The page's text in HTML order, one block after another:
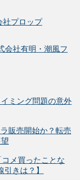
社プロップ
会社有明・潮風フ
ミング問題の意外
販売開始か？転売
メ買ったことな
きは？】